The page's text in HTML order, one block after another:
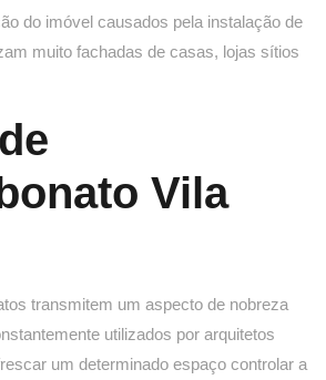
do imóvel causados pela instalação de
muito fachadas de casas, lojas sítios
Vila
transmitem um aspecto de nobreza
utilizados por arquitetos
um determinado espaço controlar a